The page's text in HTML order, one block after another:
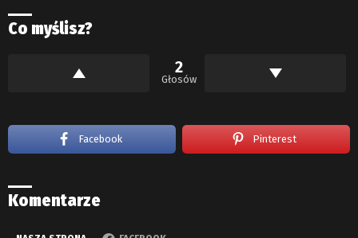
Co myślisz?
2
Głosów
Facebook Pinterest
Komentarze